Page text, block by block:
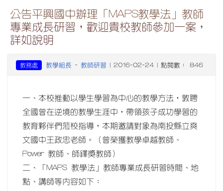
公告平興國中辦理「MAPS教學法」教師
專業成長研習，歡迎貴校教師參加一案，
詳如說明
教務處 教學組長 - 教師研習 | 2016-02-24 | 點閱數： 846
一、本校推動以學生學習為中心的教學方法，敦聘
全國曾在逆境的教學生涯中，帶領孩子成功學習的
教育夥伴們蒞校指導，本期邀請對象為南投縣立爽
文國中王政忠老師。（曾榮獲教學卓越教師、
Power 教師、師鐸獎教師）
二、「MAPS 教學法」教師專業成長研習時間、地
點、講師等內容如下：